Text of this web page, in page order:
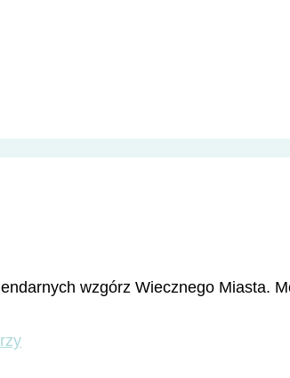
wzgórz Wiecznego Miasta.
do